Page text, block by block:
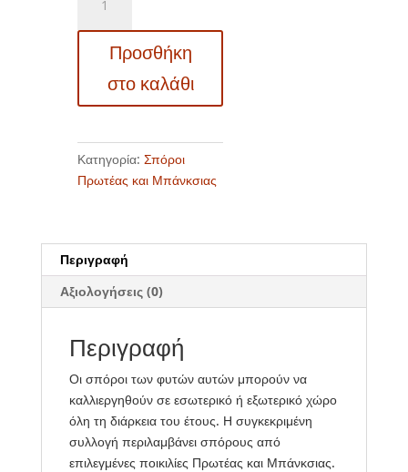
Banksia
integrifolia
ποσότηταΠροσθήκη
στο καλάθι
Κατηγορία: Σπόροι
Πρωτέας και Μπάνκσιας
Περιγραφή
Αξιολογήσεις (0)
Περιγραφή
Οι σπόροι των φυτών αυτών μπορούν να
καλλιεργηθούν σε εσωτερικό ή εξωτερικό χώρο
όλη τη διάρκεια του έτους. Η συγκεκριμένη
συλλογή περιλαμβάνει σπόρους από
επιλεγμένες ποικιλίες Πρωτέας και Μπάνκσιας.